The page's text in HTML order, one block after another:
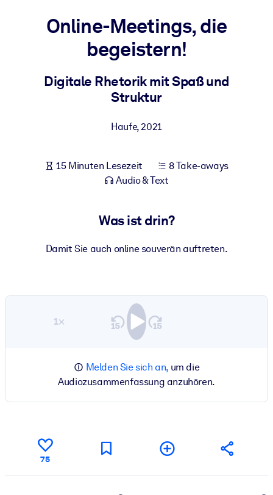
Bauen Sie eine gesunde und resiliente Belegschaft auf.
Für LMS/LXP
Integrieren Sie kompaktes, verifiziertes Wissen in Ihr LMS/LXP für
Bereichern Sie Ihre Unternehmensbibliothek mit
vertrauenswürdigem, praxisnahem Business-Wissen.
Nutzen Sie verlässliches, strukturiertes Wissen, um die Ergebnisse
Online-Meetings, die
begeistern!
Digitale Rhetorik mit Spaß und
Struktur
Haufe,2021
15 Minuten Lesezeit
8 Take-aways
Audio & Text
Was ist drin?
Damit Sie auch online souverän auftreten.
1×
Melden Sie sich an,um die
Audiozusammenfassung anzuhören.
75